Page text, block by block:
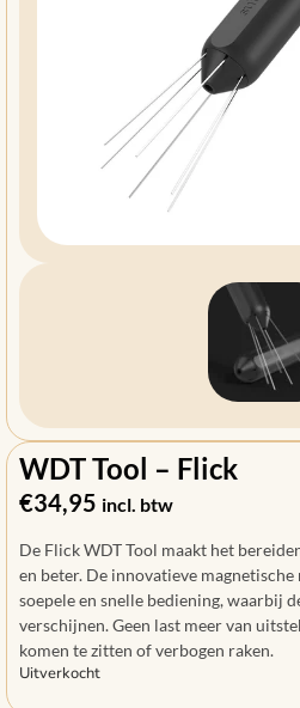
WDT Tool – Flick
€34,95 incl. btw
De Flick WDT Tool maakt het
en beter. De innovatieve
soepele en snelle bediening, waarbij
verschijnen. Geen last meer van
komen te zitten of verbogen raken.
Uitverkocht